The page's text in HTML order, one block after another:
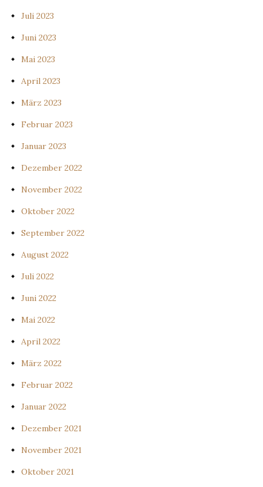
Juli 2023
Juni 2023
Mai 2023
April 2023
März 2023
Februar 2023
Januar 2023
Dezember 2022
November 2022
Oktober 2022
September 2022
August 2022
Juli 2022
Juni 2022
Mai 2022
April 2022
März 2022
Februar 2022
Januar 2022
Dezember 2021
November 2021
Oktober 2021